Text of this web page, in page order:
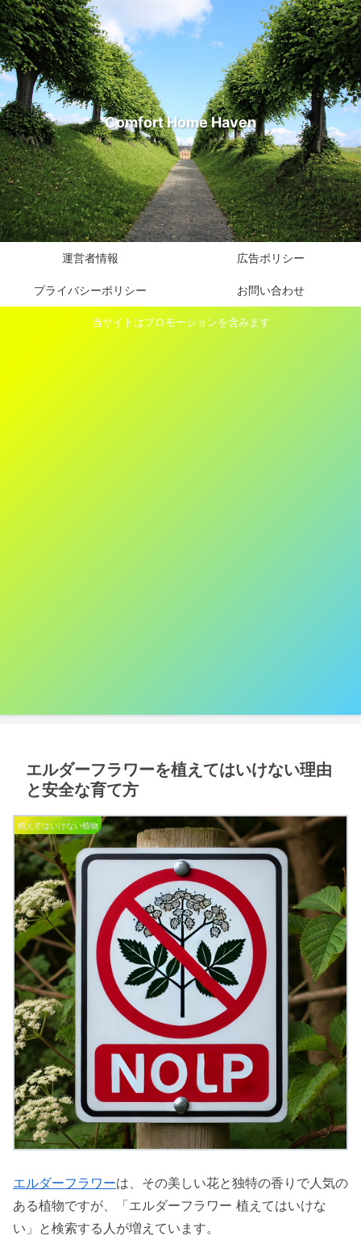
Comfort Home Haven
運営者情報 広告ポリシー
プライバシーポリシー お問い合わせ
当サイトはプロモーションを含みます
エルダーフラワーを植えてはいけない理由
と安全な育て方
植えてはいけない植物
エルダーフラワーは、その美しい花と独特の香りで人気の
ある植物ですが、「エルダーフラワー 植えてはいけな
い」と検索する人が増えています。